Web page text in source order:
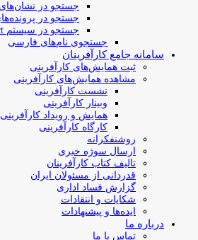
جستجو در نشان‌های
جستجو در
جستجو در سیستم pct
جستجوی نام‌های فارسی
سامانه جامع کارآفرینان
ثبت همایش‌های کارآفرینی
مشاهده همایش‌های کارآفرینی
نشست کارآفرینی
وبینار کارآفرینی
همایش و رویداد کارآفرینی
کارگاه کارآفرینی
روشنفکرانه
ارسال سوژه‌ خبری
تالیف کتاب کارآفرینان
قدردانی از مسئولان ایران
گزارش فساد اداری
شکایات و انتقادات
ایده‌ها و پیشنهادات
درباره ما
تماس با ما